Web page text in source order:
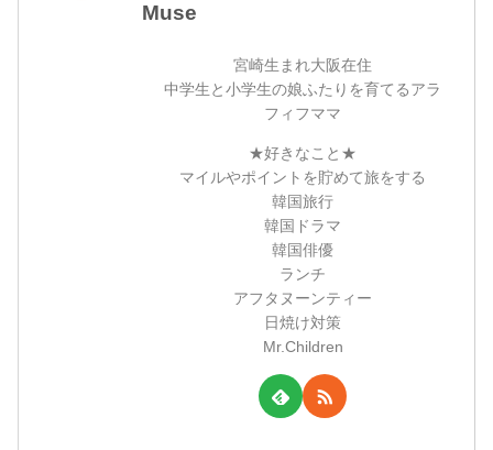
Muse
宮崎生まれ大阪在住
中学生と小学生の娘ふたりを育てるアラ
フィフママ
★好きなこと★
マイルやポイントを貯めて旅をする
韓国旅行
韓国ドラマ
韓国俳優
ランチ
アフタヌーンティー
日焼け対策
Mr.Children